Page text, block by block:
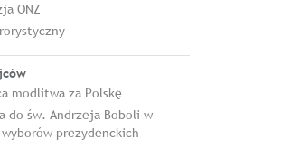
ONZ
modlitwa za Polskę
do św. Andrzeja Boboli w
prezydenckich